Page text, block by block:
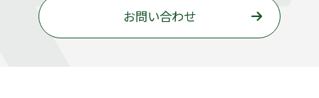
お問い合わせ